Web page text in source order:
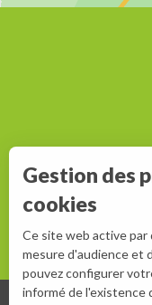
Gestion des
cookies
Ce site web active
mesure d'audience et
pouvez configurer
informé de l'existence